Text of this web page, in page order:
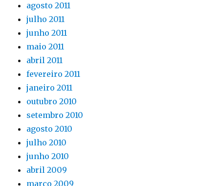
agosto 2011
julho 2011
junho 2011
maio 2011
abril 2011
fevereiro 2011
janeiro 2011
outubro 2010
setembro 2010
agosto 2010
julho 2010
junho 2010
abril 2009
março 2009